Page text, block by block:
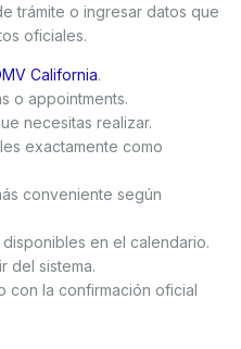
trámite o ingresar datos que
oficiales.
California.
o appointments.
necesitas realizar.
exactamente como
conveniente según
en el calendario.
del sistema.
con la confirmación oficial